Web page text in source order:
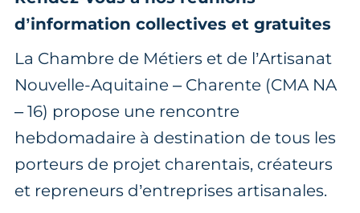
d’information collectives et gratuites
La Chambre de Métiers et de l’Artisanat
Nouvelle-Aquitaine – Charente (CMA NA
– 16) propose une rencontre
hebdomadaire à destination de tous les
porteurs de projet charentais, créateurs
et repreneurs d’entreprises artisanales.